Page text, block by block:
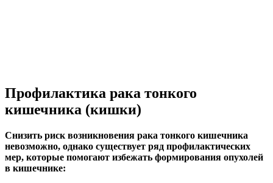
Профилактика рака тонкого
кишечника (кишки)
Снизить риск возникновения рака тонкого кишечника
невозможно, однако существует ряд профилактических
мер, которые помогают избежать формирования опухолей
в кишечнике: